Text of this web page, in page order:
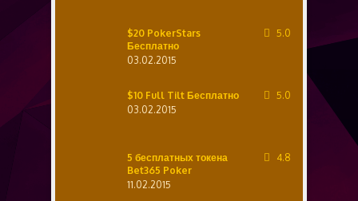
$20 PokerStars
Бесплатно
03.02.2015
5.0
$10 Full Tilt Бесплатно
03.02.2015
5.0
5 бесплатных токена
Bet365 Poker
11.02.2015
4.8